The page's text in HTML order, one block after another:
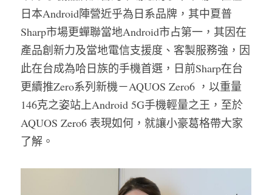
日本Android陣營近乎為日系品牌，其中夏普
Sharp市場更蟬聯當地Android市占第一，其因在
產品創新力及當地電信支援度、客製服務強，因
此在台成為哈日族的手機首選，日前Sharp在台
更續推Zero系列新機－AQUOS Zero6 ，以重量
146克之姿站上Android 5G手機輕量之王，至於
AQUOS Zero6 表現如何，就讓小豪葛格帶大家
了解。